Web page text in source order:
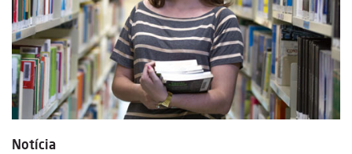
Notícia